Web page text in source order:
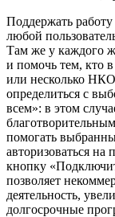
Поддержать
любой
Там же у каждого
и помочь тем, кто
или несколько НКО
определиться с
всем»: в этом
помогать
авторизоваться на
кнопку
позволяет
деятельность,
долгосрочные